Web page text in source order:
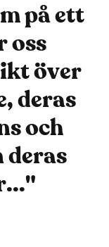
på ett
oss
över
deras
och
deras